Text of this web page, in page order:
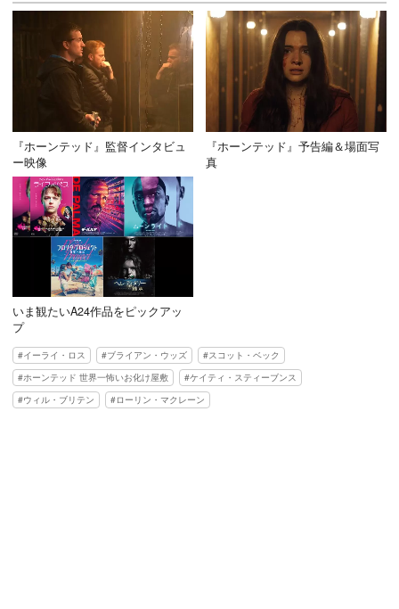
『ホーンテッド』監督インタビュ
ー映像
『ホーンテッド』予告編＆場面写
真
いま観たいA24作品をピックアッ
プ
イーライ・ロス ブライアン・ウッズ
スコット・ベック
ホーンテッド 世界一怖いお化け屋敷
ケイティ・スティーブンス
ウィル・ブリテン
ローリン・マクレーン